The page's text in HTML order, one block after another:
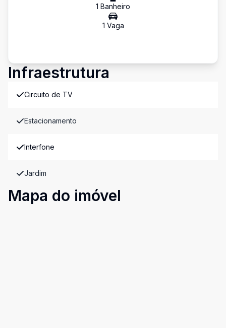
1 Banheiro
1 Vaga
Infraestrutura
Circuito de TV
Estacionamento
Interfone
Jardim
Mapa do imóvel